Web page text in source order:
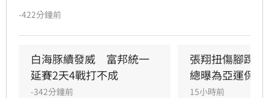
先考察剛升上一軍的瑪蒂斯，且會讓威哥神再出
-422分鐘前
白海豚續發威　富邦統一
延賽2天4戰打不成
-342分鐘前
張翔扭傷腳踝
總曝為亞運保護
15小時前